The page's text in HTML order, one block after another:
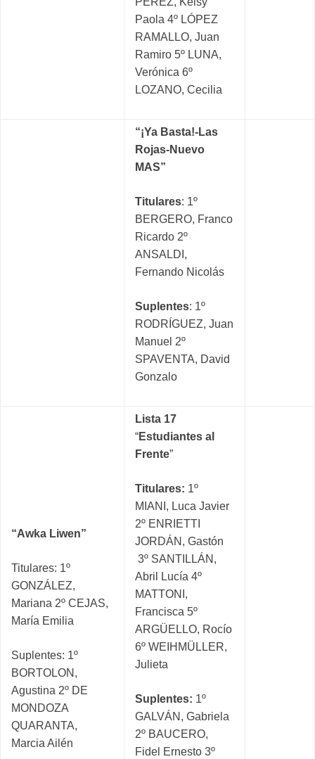
Paola 4º LÓPEZ
RAMALLO, Juan
Ramiro 5º LUNA,
Verónica 6º
LOZANO, Cecilia
“¡Ya Basta!-Las
Rojas-Nuevo
MAS”
Titulares: 1º
BERGERO, Franco
Ricardo 2º
ANSALDI,
Fernando Nicolás
Suplentes: 1º
RODRÍGUEZ, Juan
Manuel 2º
SPAVENTA, David
Gonzalo
“Awka Liwen”
Titulares: 1º
GONZÁLEZ,
Mariana 2º CEJAS,
María Emilia
Suplentes: 1º
BORTOLON,
Agustina 2º DE
MONDOZA
QUARANTA,
Marcia Ailén
Lista 17
“Estudiantes al
Frente”
Titulares: 1º
MIANI, Luca Javier
2º ENRIETTI
JORDÁN, Gastón
3º SANTILLÁN,
Abril Lucía 4º
MATTONI,
Francisca 5º
ARGÜELLO, Rocío
6º WEIHMÜLLER,
Julieta
Suplentes: 1º
GALVÁN, Gabriela
2º BAUCERO,
Fidel Ernesto 3º